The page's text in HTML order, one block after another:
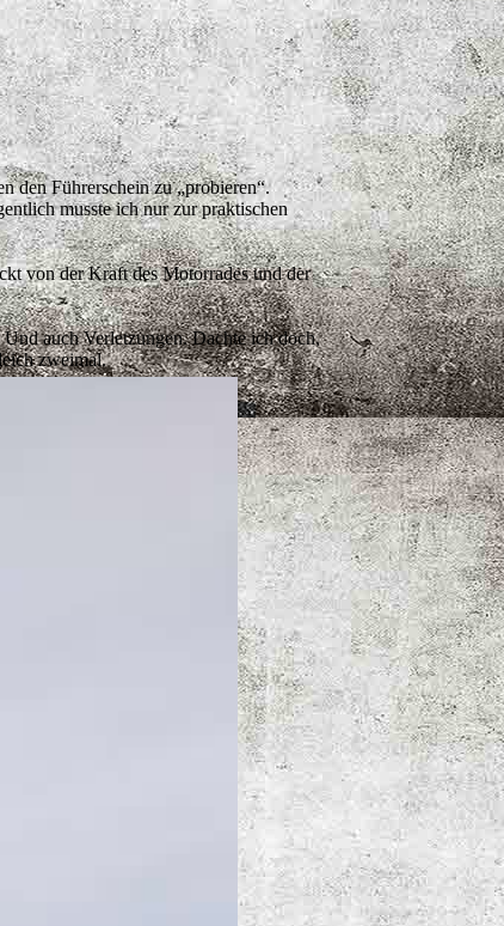
den Führerschein zu „probieren“.
musste ich nur zur praktischen
von der Kraft des Motorrades und der
Und auch Verletzungen. Dachte ich doch,
zweimal.